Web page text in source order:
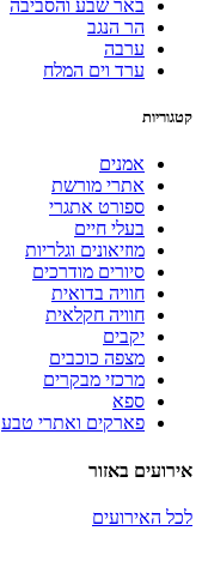
באר שבע והסביבה
הר הנגב
ערבה
ערד וים המלח
קטגוריות
אמנים
אתרי מורשת
ספורט אתגרי
בעלי חיים
מוזיאונים וגלריות
סיורים מודרכים
חוויה בדואית
חוויה חקלאית
יקבים
מצפה כוכבים
מרכזי מבקרים
ספא
פארקים ואתרי טבע
אירועים באזור
לכל האירועים